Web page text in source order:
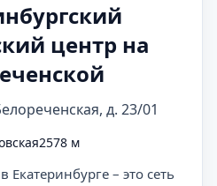
центр на
д. 23/01
2578 м
– это сеть